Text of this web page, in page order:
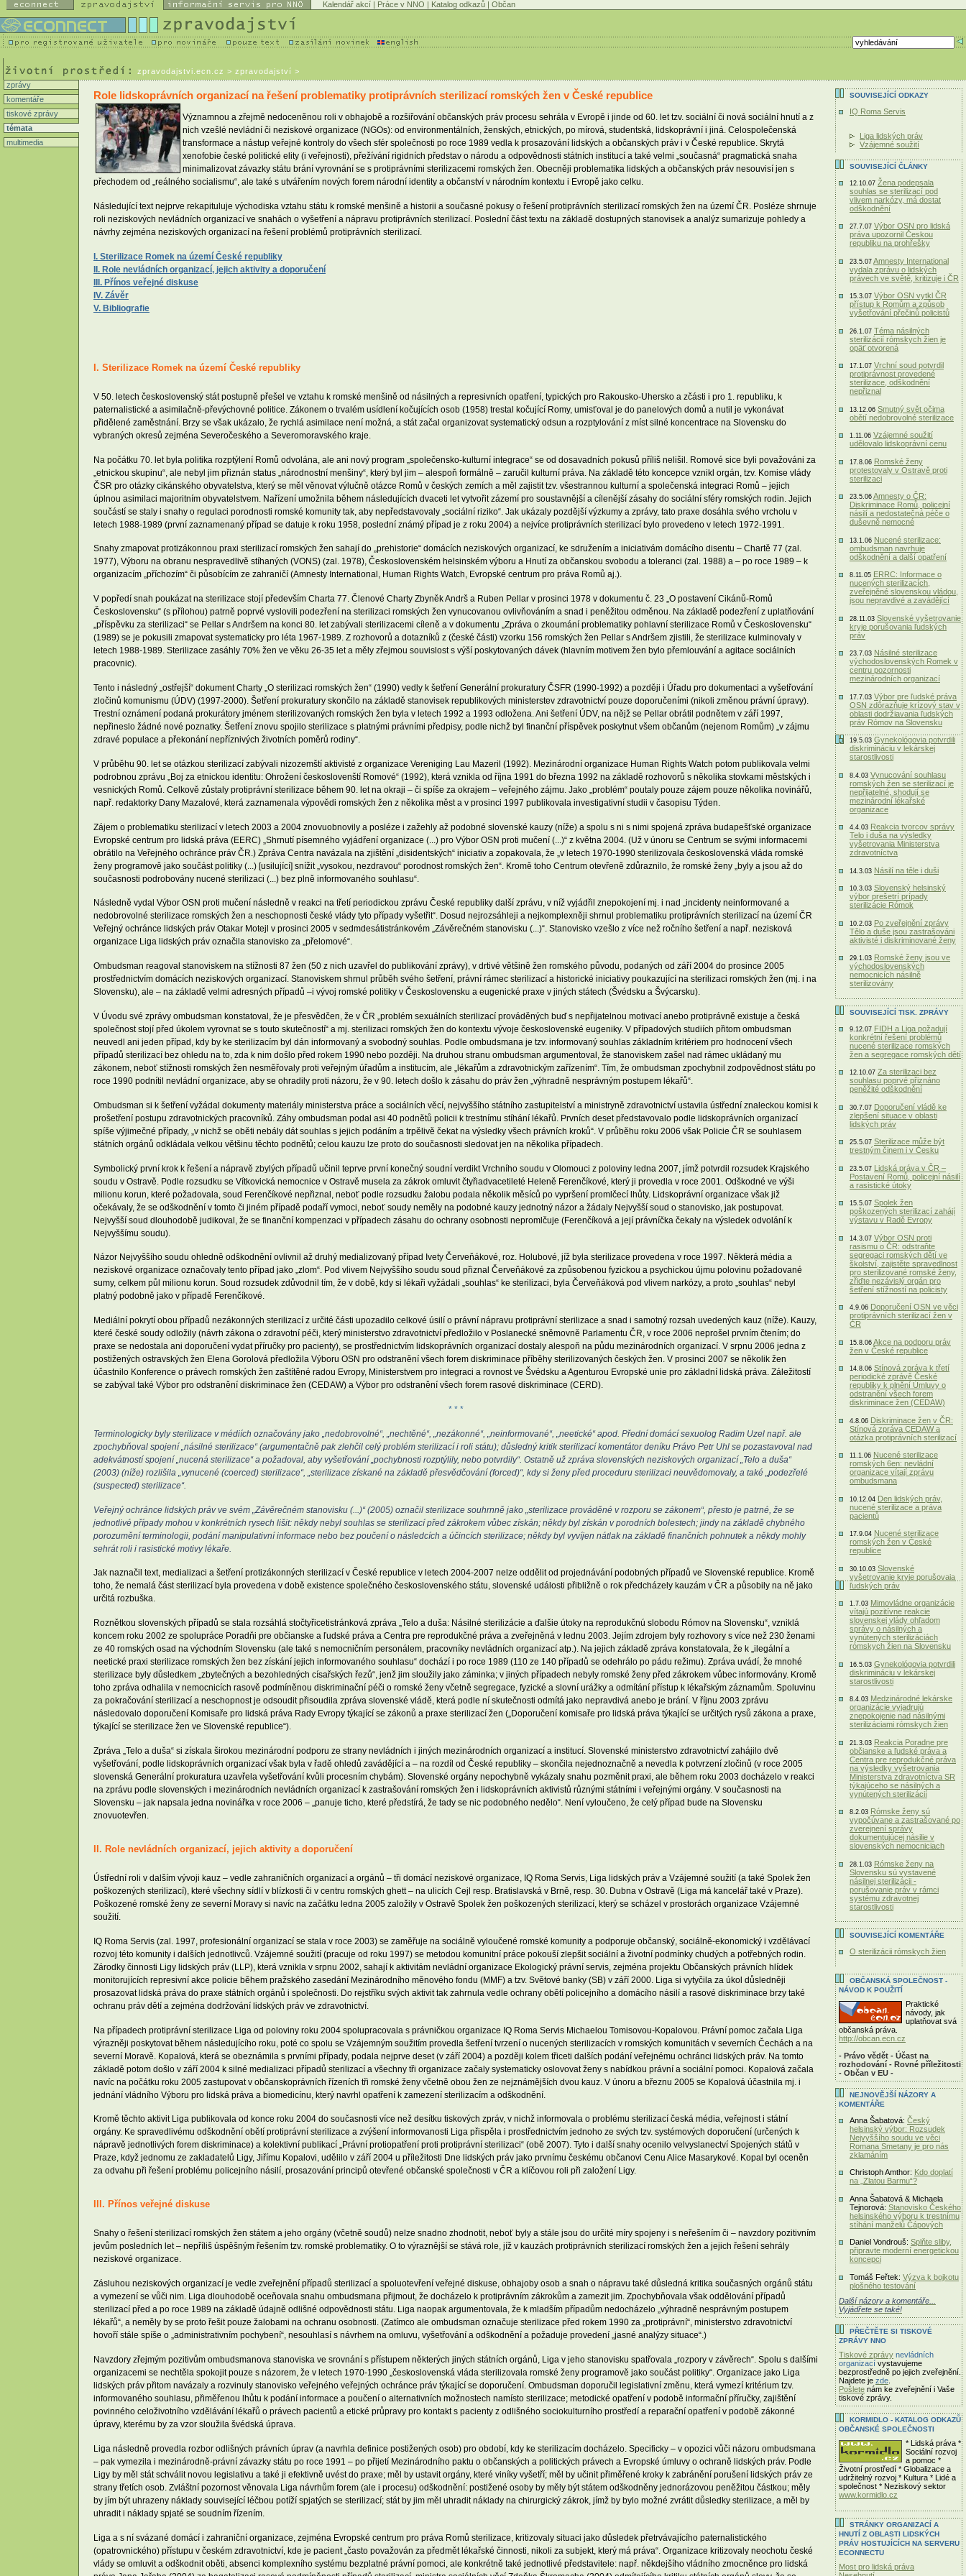
Kalendář akcí | Práce v NNO | Katalog odkazů | Občan
zpravodajstvi.ecn.cz > zpravodajství >
zprávy
komentáře
tiskové zprávy
témata
multimedia
Role lidskoprávních organizací na řešení problematiky protiprávních sterilizací romských žen v České republice
Významnou a zřejmě nedoceněnou roli v obhajobě a rozšiřování občanských práv procesu sehrála v Evropě i jinde od 60. let tzv. sociální či nová sociální hnutí a z
nich vzešlé nevládní či neziskové organizace (NGOs): od environmentálních, ženských, etnických, po mírová, studentská, lidskoprávní i jiná. Celospolečenská
transformace a nástup veřejné kontroly do všech sfér společnosti po roce 1989 vedla k prosazování lidských a občanských práv i v České republice. Skrytá
xenofobie české politické elity (i veřejnosti), přežívání rigidních představ o národu a odpovědnosti státních institucí a také velmi „současná“ pragmatická snaha
minimalizovat závazky státu brání vyrovnání se s protiprávními sterilizacemi romských žen. Obecněji problematika lidských a občanských práv nesouvisí jen s
přechodem od „reálného socialismu“, ale také s utvářením nových forem národní identity a občanství v národním kontextu i Evropě jako celku.
Následující text nejprve rekapituluje východiska vztahu státu k romské menšině a historii a současné pokusy o řešení protiprávních sterilizací romských žen na území ČR. Posléze shrnuje
roli neziskových nevládních organizací ve snahách o vyšetření a nápravu protiprávních sterilizací. Poslední část textu na základě dostupných stanovisek a analýz sumarizuje pohledy a
návrhy zejména neziskových organizací na řešení problémů protiprávních sterilizací.
I. Sterilizace Romek na území České republiky
II. Role nevládních organizací, jejich aktivity a doporučení
III. Přínos veřejné diskuse
IV. Závěr
V. Bibliografie
I. Sterilizace Romek na území České republiky
V 50. letech československý stát postupně přešel ve vztahu k romské menšině od násilných a represivních opatření, typických pro Rakousko-Uhersko a zčásti i pro 1. republiku, k
paternalistické a asimilačně-převýchovné politice. Zákonem o trvalém usídlení kočujících osob (1958) trestal kočující Romy, umisťoval je do panelových domů a nutil je vykonávat
přidělené zaměstnání. Brzy se však ukázalo, že rychlá asimilace není možná, a stát začal organizovat systematický odsun a rozptylování z míst silné koncentrace na Slovensku do
vybraných okresů zejména Severočeského a Severomoravského kraje.
Na počátku 70. let byla politika rozptýlení Romů odvolána, ale ani nový program „společensko-kulturní integrace“ se od dosavadních pokusů příliš nelišil. Romové sice byli považováni za
„etnickou skupinu“, ale nebyl jim přiznán status „národnostní menšiny“, který byl jim – alespoň formálně – zaručil kulturní práva. Na základě této koncepce vznikl orgán, tzv. Komise vlády
ČSR pro otázky cikánského obyvatelstva, který se měl věnovat výlučně otázce Romů v českých zemích a měl zajistit tzv. všestrannou kulturní a společenská integraci Romů – jejich
úplnou asimilaci majoritním obyvatelstvem. Nařízení umožnila během následujících dvaceti let vytvořit zázemí pro soustavnější a cílenější zásahy do sociální sféry romských rodin. Jejich
součástí se staly i snahy o regulaci porodnosti romské komunity tak, aby nepředstavovaly „sociální riziko“. Jak ukázaly pozdější výzkumy a zprávy, tato praxe dosáhla svého vrcholu v
letech 1988-1989 (první zaznamenaný případ se datuje k roku 1958, poslední známý případ je z roku 2004) a nejvíce protiprávních sterilizací bylo provedeno v letech 1972-1991.
Snahy zmapovat protizákonnou praxi sterilizací romských žen sahají do „prehistorie“ domácích neziskových organizací, ke sdružením a iniciativám domácího disentu – Chartě 77 (zal.
1977), Výboru na obranu nespravedlivě stíhaných (VONS) (zal. 1978), Československém helsinském výboru a Hnutí za občanskou svobodu a toleranci (zal. 1988) a – po roce 1989 – k
organizacím „příchozím“ či působícím ze zahraničí (Amnesty International, Human Rights Watch, Evropské centrum pro práva Romů aj.).
V popředí snah poukázat na sterilizace stojí především Charta 77. Členové Charty Zbyněk Andrš a Ruben Pellar v prosinci 1978 v dokumentu č. 23 „O postavení Cikánů-Romů
Československu“ (s přílohou) patrně poprvé vyslovili podezření na sterilizaci romských žen vynucovanou ovlivňováním a snad i peněžitou odměnou. Na základě podezření z uplatňování
„příspěvku za sterilizaci“ se Pellar s Andršem na konci 80. let zabývali sterilizacemi cíleně a v dokumentu „Zpráva o zkoumání problematiky pohlavní sterilizace Romů v Československu“
(1989) se je pokusili zmapovat systematicky pro léta 1967-1989. Z rozhovorů a dotazníků z (české části) vzorku 156 romských žen Pellar s Andršem zjistili, že sterilizace kulminovaly v
letech 1988-1989. Sterilizace zasáhly 70% žen ve věku 26-35 let a měly zřejmou souvislost s výší poskytovaných dávek (hlavním motivem žen bylo přemlouvání a agitace sociálních
pracovnic).
Tento i následný „ostřejší“ dokument Charty „O sterilizaci romských žen“ (1990) vedly k šetření Generální prokuratury ČSFR (1990-1992) a později i Úřadu pro dokumentaci a vyšetřování
zločinů komunismu (ÚDV) (1997-2000). Šetření prokuratury skončilo na základě stanovisek republikových ministerstev zdravotnictví pouze doporučeními (nikoli změnou právní úpravy).
Trestní oznámení podaná prokurátory jménem sterilizovaných romských žen byla v letech 1992 a 1993 odložena. Ani šetření ÚDV, na nějž se Pellar obrátil podnětem v září 1997,
nepřineslo žádné nové poznatky. Šetření znovu spojilo sterilizace s platnými právními předpisy, podle nichž byl finanční příspěvek poskytnut všem občanům (nejenom Romům) „v zájmu
zdravé populace a překonání nepříznivých životních poměrů rodiny“.
V průběhu 90. let se otázkou sterilizací zabývali nizozemští aktivisté z organizace Vereniging Lau Mazeril (1992). Mezinárodní organizace Human Rights Watch potom publikovala velmi
podrobnou zprávu „Boj za etnickou identitu: Ohrožení českoslovenští Romové“ (1992), která vznikla od října 1991 do března 1992 na základě rozhovorů s několika stovkami městských i
vesnických Romů. Celkově zůstaly protiprávní sterilizace během 90. let na okraji – či spíše za okrajem – veřejného zájmu. Jako „problém“ poutaly pouze zájem pouze několika novinářů,
např. redaktorky Dany Mazalové, která zaznamenala výpovědi romských žen z několika měst a v prosinci 1997 publikovala investigativní studii v časopisu Týden.
Zájem o problematiku sterilizací v letech 2003 a 2004 znovuobnovily a posléze i zažehly až podobné slovenské kauzy (níže) a spolu s ni s nimi spojená zpráva budapešťské organizace
Evropské centrum pro lidská práva (EERC) „Shrnutí písemného vyjádření organizace (...) pro Výbor OSN proti mučení (...)“ z května 2004. (Už v únoru se Centrum se svými informacemi
obrátilo na Veřejného ochránce práv ČR.) Zpráva Centra navázala na zjištění „disidentských“ iniciativ a zopakovala, že „v letech 1970-1990 sterilizovala československá vláda romské
ženy programově jako součást politiky (...) [usilující] snížit „vysokou, nezdravou“ porodnost romských žen“. Kromě toho Centrum otevřeně zdůraznilo, že romské ženy „byly a jsou až do
současnosti podrobovány nucené sterilizaci (...) bez plně informovaného souhlasu“.
Následně vydal Výbor OSN proti mučení následně v reakci na třetí periodickou zprávu České republiky další zprávu, v níž vyjádřil znepokojení mj. i nad „incidenty neinformované a
nedobrovolné sterilizace romských žen a neschopnosti české vlády tyto případy vyšetřit“. Dosud nejrozsáhleji a nejkomplexněji shrnul problematiku protiprávních sterilizací na území ČR
Veřejný ochránce lidských práv Otakar Motejl v prosinci 2005 v sedmdesátistránkovém „Závěrečném stanovisku (...)“. Stanovisko vzešlo z více než ročního šetření a např. nezisková
organizace Liga lidských práv označila stanovisko za „přelomové“.
Ombudsman reagoval stanoviskem na stížnosti 87 žen (50 z nich uzavřel do publikování zprávy), v drtivé většině žen romského původu, podaných od září 2004 do prosince 2005
prostřednictvím domácích neziskových organizací. Stanoviskem shrnul průběh svého šetření, právní rámec sterilizací a historické iniciativy poukazující na sterilizaci romských žen (mj. i na
Slovensku), ale – na základě velmi adresných případů –i vývoj romské politiky v Československu a eugenické praxe v jiných státech (Švédsku a Švýcarsku).
V Úvodu své zprávy ombudsman konstatoval, že je přesvědčen, že v ČR „problém sexuálních sterilizací prováděných buď s nepřijatelnou motivací anebo protiprávně existuje a česká
společnost stojí před úkolem vyrovnat se s touto skutečností“ a mj. sterilizaci romských žen do kontextu vývoje československé eugeniky. V případových studiích přitom ombudsman
neuvedl ani jeden případ, kdy by ke sterilizacím byl dán informovaný a svobodný souhlas. Podle ombudsmana je tzv. informovaný souhlas základním kritériem pro hodnocení všech
případů sterilizací bez ohledu na to, zda k nim došlo před rokem 1990 nebo později. Na druhou stranu ombudsman argumentoval, že stanoviskem zašel nad rámec ukládaný mu
zákonem, neboť stížnosti romských žen nesměřovaly proti veřejným úřadům a institucím, ale „lékařům a zdravotnickým zařízením“. Tím, že ombudsman zpochybnil zodpovědnost státu po
roce 1990 podnítil nevládní organizace, aby se ohradily proti názoru, že v 90. letech došlo k zásahu do práv žen „výhradně nesprávným postupem lékařů“.
Ombudsman si k šetření vyžádal dokumenty materiály ministerstva práce a sociálních věcí, nejvyššího státního zastupitelství a ministryně zdravotnictví ustavila ústřední znaleckou komisi k
prošetření postupu zdravotnických pracovníků. Záhy ombudsman podal asi 40 podnětů policii k trestnímu stíhání lékařů. Prvních deset představovalo podle lidskoprávních organizací
spíše výjimečné případy, „v nichž se oběti nebály dát souhlas s jejich podáním a trpělivě čekat na výsledky všech právních kroků“. V průběhu roku 2006 však Policie ČR se souhlasem
státních orgánů odkládala velkou většinu těchto podnětů; celou kauzu lze proto do současnosti sledovat jen na několika případech.
Symbolický první krok k řešení a nápravě zbylých případů učinil teprve první konečný soudní verdikt Vrchního soudu v Olomouci z poloviny ledna 2007, jímž potvrdil rozsudek Krajského
soudu v Ostravě. Podle rozsudku se Vítkovická nemocnice v Ostravě musela za zákrok omluvit čtyřiadvacetileté Heleně Ferenčíkové, který ji provedla v roce 2001. Odškodné ve výši
milionu korun, které požadovala, soud Ferenčíkové nepřiznal, neboť podle rozsudku žalobu podala několik měsíců po vypršení promlčecí lhůty. Lidskoprávní organizace však již
očekávaly, že se odškodnění v tomto či jiném případě podaří vymoci, neboť soudy neměly na podobné kauzy jednotný názor a žádaly Nejvyšší soud o stanovisko, jak postupovat.
Nejvyšší soud dlouhodobě judikoval, že se finanční kompenzaci v případech zásahu do ochrany osobnosti nepromlčuje (Ferenčíková a její právníčka čekaly na výsledek odvolání k
Nejvyššímu soudu).
Názor Nejvyššího soudu ohledně odškodnění ovlivnil až druhý medializovaný případ Ivety Červeňákové, roz. Holubové, jíž byla sterilizace provedena v roce 1997. Některá média a
neziskové organizace označovaly tento případ jako „zlom“. Pod vlivem Nejvyššího soudu soud přiznal Červeňákové za způsobenou fyzickou a psychickou újmu polovinu požadované
sumy, celkem půl milionu korun. Soud rozsudek zdůvodnil tím, že v době, kdy si lékaři vyžádali „souhlas“ ke sterilizaci, byla Červeňáková pod vlivem narkózy, a proto „souhlas“ nebyl
platný podobně jako v případě Ferenčíkové.
Mediální pokrytí obou případů nezákonných sterilizací z určité části upozadilo celkové úsilí o právní nápravu protiprávní sterilizace a snad i samotný rozsah uvedených kauz (níže). Kauzy,
které české soudy odložily (návrh zákona o zdravotní péči, který ministerstvo zdravotnictví předložilo v Poslanecké sněmovně Parlamentu ČR, v roce 2006 neprošel prvním čtením; do
praxe se nedostala ani doporučení vydat příručky pro pacienty), se prostřednictvím lidskoprávních organizací dostaly alespoň na půdu mezinárodních organizací. V srpnu 2006 jedna z
postižených ostravských žen Elena Gorolová předložila Výboru OSN pro odstranění všech forem diskriminace příběhy sterilizovaných českých žen. V prosinci 2007 se několik žen
účastnilo Konference o právech romských žen zaštítěné radou Evropy, Ministerstvem pro integraci a rovnost ve Švédsku a Agenturou Evropské unie pro základní lidská práva. Záležitostí
se zabýval také Výbor pro odstranění diskriminace žen (CEDAW) a Výbor pro odstranění všech forem rasové diskriminace (CERD).
* * *
Terminologicky byly sterilizace v médiích označovány jako „nedobrovolné“, „nechtěné“, „nezákonné“, „neinformované“, „neetické“ apod. Přední domácí sexuolog Radim Uzel např. ale
zpochybňoval spojení „násilné sterilizace“ (argumentačně pak zlehčil celý problém sterilizací i roli státu); důsledný kritik sterilizací komentátor deníku Právo Petr Uhl se pozastavoval nad
adekvátností spojení „nucená sterilizace“ a požadoval, aby vyšetřování „pochybnosti rozptýlily, nebo potvrdily“. Ostatně už zpráva slovenských neziskových organizací „Telo a duša“
(2003) (níže) rozlišila „vynucené (coerced) sterilizace“, „sterilizace získané na základě přesvědčování (forced)“, kdy si ženy před proceduru sterilizaci neuvědomovaly, a také „podezřelé
(suspected) sterilizace“.
Veřejný ochránce lidských práv ve svém „Závěrečném stanovisku (...)“ (2005) označil sterilizace souhrnně jako „sterilizace prováděné v rozporu se zákonem“, přesto je patrné, že se
jednotlivé případy mohou v konkrétních rysech lišit: někdy nebyl souhlas se sterilizací před zákrokem vůbec získán; někdy byl získán v porodních bolestech; jindy na základě chybného
porozumění terminologii, podání manipulativní informace nebo bez poučení o následcích a účincích sterilizace; někdy byl vyvíjen nátlak na základě finančních pohnutek a někdy mohly
sehrát roli i rasistické motivy lékaře.
Jak naznačil text, medializaci a šetření protizákonných sterilizací v České republice v letech 2004-2007 nelze oddělit od projednávání podobných případů ve Slovenské republice. Kromě
toho, že nemalá část sterilizací byla provedena v době existence společného československého státu, slovenské události přibližně o rok předcházely kauzám v ČR a působily na ně jako
určitá rozbuška.
Roznětkou slovenských případů se stala rozsáhlá stočtyřicetistránková zpráva „Telo a duša: Násilné sterilizácie a ďalšie útoky na reprodukčnú slobodu Rómov na Slovensku“, vzniklá
koncem roku 2002 ze spolupráce Poradňi pre občianske a ľudské práva a Centra pre reprodukčné práva a zveřejněná v lednu 2003. Jejím zdrojem byly rozhovory s více než 230 ženami
ze 40 romských osad na východním Slovensku (ale také s nemocničním personálem, pracovníky nevládních organizací atp.). Na jejich základě zpráva konstatovala, že k „ilegální a
neetické praxi sterilizace romských žen bez získání jejich informovaného souhlasu“ dochází i po roce 1989 (110 ze 140 případů se odehrálo po pádu režimu). Zpráva uvádí, že mnohé
sterilizace byly důsledkem „zbytečných a bezohledných císařských řezů“, jenž jim sloužily jako záminka; v jiných případech nebyly romské ženy před zákrokem vůbec informovány. Kromě
toho zpráva odhalila v nemocnicích rasově podmíněnou diskriminační péči o romské ženy včetně segregace, fyzické a slovní urážky a odmítání přístup k lékařským záznamům. Spoluvinu
za pokračování sterilizací a neschopnost je odsoudit přisoudila zpráva slovenské vládě, která podle ní skutečnosti odmítá jako nepravdivá anebo je brání. V říjnu 2003 zprávu
následovalo doporučení Komisaře pro lidská práva Rady Evropy týkající se zákonů a praxe sterilizací žen („Doporučení komisaře pro lidská práva týkající se určitých rysů zákona a praxe,
týkající se sterilizace žen ve Slovenské republice“).
Zpráva „Telo a duša“ si získala širokou mezinárodní podporu ze strany nevládních i jiných mezinárodních organizací a institucí. Slovenské ministerstvo zdravotnictví zahájilo dvě
vyšetřování, podle lidskoprávních organizací však byla v řadě ohledů zavádějící a – na rozdíl od České republiky – skončila nejednoznačně a nevedla k potvrzení zločinů (v roce 2005
slovenská Generální prokuratura uzavřela vyšetřování kvůli procesním chybám). Slovenské orgány nepochybně vykázaly snahu pozměnit praxi, ale během roku 2003 docházelo v reakci
na zprávu podle slovenských i mezinárodních nevládních organizací k zastrašování romských žen i lidskoprávních aktivistů různými státními i veřejnými orgány. V současnosti na
Slovensku – jak napsala jedna novinářka v roce 2006 – „panuje ticho, které předstírá, že tady se nic podobného nedělo“. Není vyloučeno, že celý případ bude na Slovensku
znovuotevřen.
II. Role nevládních organizací, jejich aktivity a doporučení
Ústřední roli v dalším vývoji kauz – vedle zahraničních organizací a orgánů – tři domácí neziskové organizace, IQ Roma Servis, Liga lidských práv a Vzájemné soužití (a také Spolek žen
poškozených sterilizací), které všechny sídlí v blízkosti či v centru romských ghett – na ulicích Cejl resp. Bratislavská v Brně, resp. 30. Dubna v Ostravě (Liga má kancelář také v Praze).
Poškozené romské ženy ze severní Moravy si navíc na začátku ledna 2005 založily v Ostravě Spolek žen poškozených sterilizací, který se scházel v prostorách organizace Vzájemné
soužití.
IQ Roma Servis (zal. 1997, profesionální organizací se stala v roce 2003) se zaměřuje na sociálně vyloučené romské komunity a podporuje občanský, sociálně-ekonomický i vzdělávací
rozvoj této komunity i dalších jednotlivců. Vzájemné soužití (pracuje od roku 1997) se metodou komunitní práce pokouší zlepšit sociální a životní podmínky chudých a potřebných rodin.
Zárodky činnosti Ligy lidských práv (LLP), která vznikla v srpnu 2002, sahají k aktivitám nevládní organizace Ekologický právní servis, zejména projektu Občanských právních hlídek
monitorujících represivní akce policie během pražského zasedání Mezinárodního měnového fondu (MMF) a tzv. Světové banky (SB) v září 2000. Liga si vytyčila za úkol důsledněji
prosazovat lidská práva do praxe státních orgánů i společnosti. Do rejstříku svých aktivit tak zahrnula vedle ochrany obětí policejního a domácího násilí a rasové diskriminace brzy také
ochranu práv dětí a zejména dodržování lidských práv ve zdravotnictví.
Na případech protiprávní sterilizace Liga od poloviny roku 2004 spolupracovala s právničkou organizace IQ Roma Servis Michaelou Tomisovou-Kopalovou. Právní pomoc začala Liga
výrazněji poskytovat během následujícího roku, poté co spolu se Vzájemným soužitím provedla šetření tvrzení o nucených sterilizacích v romských komunitách v severních Čechách a na
severní Moravě. Kopalová, která se obeznámila s prvními případy, podala nejprve deset (v září 2004) a později kolem třiceti dalších podání veřejnému ochránci lidských práv. Na tomto
základě potom došlo v září 2004 k silné medializaci případů sterilizací a všechny tři organizace začaly systematicky oslovovat ženy s nabídkou právní a sociální pomoci. Kopalová začala
navíc na počátku roku 2005 zastupovat v občanskoprávních řízeních tři romské ženy včetně obou žen ze nejznámějších dvou kauz. V únoru a březnu 2005 se Kopalová účastnila mj. i
jednání vládního Výboru pro lidská práva a biomedicínu, který navrhl opatření k zamezení sterilizacím a odškodnění.
Kromě těchto aktivit Liga publikovala od konce roku 2004 do současnosti více než desítku tiskových zpráv, v nichž informovala o problému sterilizací česká média, veřejnost i státní
orgány. Ke spravedlivému odškodnění obětí protiprávní sterilizace a zvýšení informovanosti Liga přispěla i prostřednictvím jednoho ze svých tzv. systémových doporučení (určených k
nápravě jednotlivých forem diskriminace) a kolektivní publikací „Právní protiopatření proti protiprávní sterilizaci“ (obě 2007). Tyto i další snahy ocenilo velvyslanectví Spojených států v
Praze, když jednomu ze zakladatelů Ligy, Jiřímu Kopalovi, udělilo v září 2004 u příležitosti Dne lidských práv jako prvnímu českému občanovi Cenu Alice Masarykové. Kopal byl oceněn
za odvahu při řešení problému policejního násilí, prosazování principů otevřené občanské společnosti v ČR a klíčovou roli při založení Ligy.
III. Přínos veřejné diskuse
Snahy o řešení sterilizací romských žen státem a jeho orgány (včetně soudů) nelze snadno zhodnotit, neboť byly a stále jsou do určité míry spojeny i s neřešením či – navzdory pozitivním
jevům posledních let – nepříliš úspěšným řešením tzv. romské problematiky. O to výraznější se stává role, jíž v kauzách protiprávních sterilizací romských žen a jejich řešení sehrály
neziskové organizace.
Zásluhou neziskových organizací je vedle zveřejnění případů sterilizací a spoluotevření veřejné diskuse, obhajoby osob a snah o nápravu také důsledná kritika současných orgánů státu
a vymezení se vůči nim. Liga dlouhodobě oceňovala snahu ombudsmana přijmout, že docházelo k protiprávním zákrokům a zamezit jim. Zpochybňovala však oddělování případů
sterilizací před a po roce 1989 na základě údajně odlišné odpovědnosti státu. Liga naopak argumentovala, že k mladším případům nedocházelo „výhradně nesprávným postupem
lékařů“, a neměly by se proto řešit pouze žalobami na ochranu osobnosti. (Zatímco ale ombudsman označuje sterilizace před rokem 1990 za „protiprávní“, ministerstvo zdravotnictví
hovoří stále spíše o „administrativním pochybení“, nesouhlasí s návrhem na omluvu, vyšetřování a odškodnění a požaduje provedení „jasné analýzy situace“.)
Navzdory zřejmým pozitivům ombudsmanova stanoviska ve srovnání s přístupem některých jiných státních orgánů, Liga v jeho stanovisku spatřovala „rozpory v závěrech“. Spolu s dalšími
organizacemi se nechtěla spokojit pouze s názorem, že v letech 1970-1990 „československá vláda sterilizovala romské ženy programově jako součást politiky“. Organizace jako Liga
lidských práv přitom navázaly a rozvinuly stanovisko veřejného veřejných ochránce práv týkající se doporučení. Ombudsman doporučil legislativní změnu, která vymezí kritérium tzv.
informovaného souhlasu, přiměřenou lhůtu k podání informace a poučení o alternativních možnostech namísto sterilizace; metodické opatření v podobě informační příručky, zajištění
povinného celoživotního vzdělávání lékařů o právech pacientů a etické průpravy pro kontakt s pacienty z odlišného sociokulturního prostředí a reparační opatření v podobě zákonné
úpravy, kterému by za vzor sloužila švédská úprava.
Liga následně provedla rozbor odlišných právních úprav (a navrhla definice postižených osob) pro období, kdy ke sterilizacím docházelo. Specificky – v opozici vůči názoru ombudsmana
– pak vymezila i mezinárodně-právní závazky státu po roce 1991 – po přijetí Mezinárodního paktu o občanských a politických právech a Evropské úmluvy o ochraně lidských práv. Podle
Ligy by měl stát schválit novou legislativu a také ji efektivně uvést do praxe; měl by ustavit orgány, které viníky vyšetří; měl by učinit přiměřené kroky k zabránění porušení lidských práv ze
strany třetích osob. Zvláštní pozornost věnovala Liga návrhům forem (ale i procesu) odškodnění: postižené osoby by měly být státem odškodněny jednorázovou peněžitou částkou; měly
by jím být uhrazeny náklady související léčbou potíží spjatých se sterilizací; stát by jim měl uhradit náklady na chirurgický zákrok, jímž by bylo možné zvrátit důsledky sterilizace, a měl by
uhradit i náklady spjaté se soudním řízením.
Liga a s ní svázané domácí i zahraniční organizace, zejména Evropské centrum pro práva Romů sterilizace, kritizovaly situaci jako důsledek přetrvávajícího paternalistického
(opatrovnického) přístupu v českém zdravotnictví, kde je pacient „často považován za předmět lékařské činnosti, nikoli za subjekt, který má práva“. Organizace kritizovaly neochotu české
vlády se omluvit a odškodnit oběti, absenci komplexního systému bezplatné právní pomoci, ale konkrétně také jednotlivé představitele: např. někdejšího vládního zmocněnce pro lidská
SOUVISEJÍCÍ ODKAZY
IQ Roma Servis
Liga lidských práv
Vzájemné soužití
SOUVISEJÍCÍ ČLÁNKY
12.10.07 Žena podepsala
souhlas se sterilizací pod
vlivem narkózy, má dostat
odškodnění
27.7.07 Výbor OSN pro lidská
práva upozornil Českou
republiku na prohřešky
23.5.07 Amnesty International
vydala zprávu o lidských
právech ve světě, kritizuje i ČR
15.3.07 Výbor OSN vytkl ČR
přístup k Romům a způsob
vyšetřování přečinů policistů
26.1.07 Téma násilných
sterilizácií rómskych žien je
opäť otvorená
17.1.07 Vrchní soud potvrdil
protiprávnost provedené
sterilizace, odškodnění
nepřiznal
13.12.06 Smutný svět očima
obětí nedobrovolné sterilizace
1.11.06 Vzájemné soužití
udělovalo lidskoprávní cenu
17.8.06 Romské ženy
protestovaly v Ostravě proti
sterilizaci
23.5.06 Amnesty o ČR:
Diskriminace Romů, policejní
násilí a nedostatečná péče o
duševně nemocné
13.1.06 Nucené sterilizace:
ombudsman navrhuje
odškodnění a další opatření
8.11.05 ERRC: Informace o
nucených sterilizacích,
zveřejněné slovenskou vládou,
jsou nepravdivé a zavádějící
28.11.03 Slovenské vyšetrovanie
kryje porušovania ľudských
práv
23.7.03 Násilné sterilizace
východoslovenských Romek v
centru pozornosti
mezinárodních organizací
17.7.03 Výbor pre ľudské práva
OSN zdôrazňuje krízový stav v
oblasti dodržiavania ľudských
práv Rómov na Slovensku
19.5.03 Gynekológovia potvrdili
diskrimináciu v lekárskej
starostlivosti
8.4.03 Vynucování souhlasu
romských žen se sterilizací je
nepřijatelné, shodují se
mezinárodní lékařské
organizace
4.4.03 Reakcia tvorcov správy
Telo i duša na výsledky
vyšetrovania Ministerstva
zdravotníctva
14.3.03 Násilí na těle i duši
10.3.03 Slovenský helsinský
výbor prešetrí prípady
sterilizácie Rómok
10.2.03 Po zveřejnění zprávy
Tělo a duše jsou zastrašováni
aktivisté i diskriminované ženy
29.1.03 Romské ženy jsou ve
východoslovenských
nemocnicích násilně
sterilizovány
SOUVISEJÍCÍ TISK. ZPRÁVY
9.12.07 FIDH a Liga požadují
konkrétní řešení problémů
nucené sterilizace romských
žen a segregace romských dětí
12.10.07 Za sterilizaci bez
souhlasu poprvé přiznáno
peněžité odškodnění
30.7.07 Doporučení vládě ke
zlepšení situace v oblasti
lidských práv
25.5.07 Sterilizace může být
trestným činem i v Česku
23.5.07 Lidská práva v ČR –
Postavení Romů, policejní násilí
a rasistické útoky
15.5.07 Spolek žen
poškozených sterilizací zahájí
výstavu v Radě Evropy
14.3.07 Výbor OSN proti
rasismu o ČR: odstraňte
segregaci romských dětí ve
školství, zajistěte spravedlnost
pro sterilizované romské ženy,
zřiďte nezávislý orgán pro
šetření stížností na policisty
4.9.06 Doporučení OSN ve věci
protiprávních sterilizací žen v
ČR
15.8.06 Akce na podporu práv
žen v České republice
14.8.06 Stínová zpráva k třetí
periodické zprávě České
republiky k plnění Úmluvy o
odstranění všech forem
diskriminace žen (CEDAW)
4.8.06 Diskriminace žen v ČR:
Stínová zpráva CEDAW a
otázka protiprávních sterilizací
11.1.06 Nucené sterilizace
romských 6en: nevládní
organizace vítají zprávu
ombudsmana
10.12.04 Den lidských práv,
nucené sterilizace a práva
pacientů
17.9.04 Nucené sterilizace
romských žen v České
republice
30.10.03 Slovenské
vyšetrovanie kryje porušovaia
ľudských práv
1.7.03 Mimovládne organizácie
vítajú pozitívne reakcie
slovenskej vlády ohľadom
správy o násilných a
vynútených sterilizáciách
rómskych žien na Slovensku
16.5.03 Gynekológovia potvrdili
diskrimináciu v lekárskej
starostlivosti
8.4.03 Medzinárodné lekárske
organizácie vyjadrujú
znepokojenie nad násilnými
sterilizáciami rómskych žien
21.3.03 Reakcia Poradne pre
občianske a ľudské práva a
Centra pre reprodukčné práva
na výsledky vyšetrovania
Ministerstva zdravotníctva SR
týkajúceho se násilných a
vynútených sterilizácií
8.2.03 Rómske ženy sú
vypočúvane a zastrašované po
zverejnení správy
dokumentujúcej násilie v
slovenských nemocniciach
28.1.03 Rómske ženy na
Slovensku sú vystavené
násilnej sterilizácii -
porušovanie práv v rámci
systému zdravotnej
starostlivosti
SOUVISEJÍCÍ KOMENTÁŘE
O sterilizácii rómskych žien
OBČANSKÁ SPOLEČNOST -
NÁVOD K POUŽITÍ
Praktické
návody, jak
uplatňovat svá
občanská práva.
http://obcan.ecn.cz
- Právo vědět - Účast na
rozhodování - Rovné příležitosti
- Občan v EU -
NEJNOVĚJŠÍ NÁZORY A
KOMENTÁŘE
Anna Šabatová: Český
helsinský výbor: Rozsudek
Nejvyššího soudu ve věci
Romana Smetany je pro nás
zklamáním
Christoph Amthor: Kdo doplatí
na „Zlatou Barmu“?
Anna Šabatová & Michaela
Tejnorová: Stanovisko Českého
helsinského výboru k trestnímu
stíhání manželů Čápových
Daniel Vondrouš: Splňte sliby,
připravte moderní energetickou
koncepci
Tomáš Feřtek: Výzva k bojkotu
plošného testování
Další názory a komentáře...
Vyjádřete se také!
PŘEČTĚTE SI TISKOVÉ
ZPRÁVY NNO
Tiskové zprávy nevládních
organizací vystavujeme
bezprostředně po jejich zveřejnění.
Najdete je zde
Pošlete nám ke zveřejnění i Vaše
tiskové zprávy.
KORMIDLO - KATALOG ODKAZŮ
OBČANSKÉ SPOLEČNOSTI
* Lidská práva *
Sociální rozvoj
a pomoc *
Životní prostředí * Globalizace a
udržitelný rozvoj * Kultura * Lidé a
společnost * Neziskový sektor
www.kormidlo.cz
STRÁNKY ORGANIZACÍ A
HNUTÍ Z OBLASTI LIDSKÝCH
PRÁV HOSTUJÍCÍCH NA SERVERU
ECONNECTU
Most pro lidská práva